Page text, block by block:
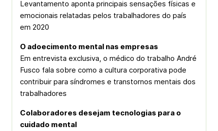
Levantamento aponta principais sensações físicas e
emocionais relatadas pelos trabalhadores do país
em 2020
O adoecimento mental nas empresas
Em entrevista exclusiva, o médico do trabalho André
Fusco fala sobre como a cultura corporativa pode
contribuir para síndromes e transtornos mentais dos
trabalhadores
Colaboradores desejam tecnologias para o
cuidado mental